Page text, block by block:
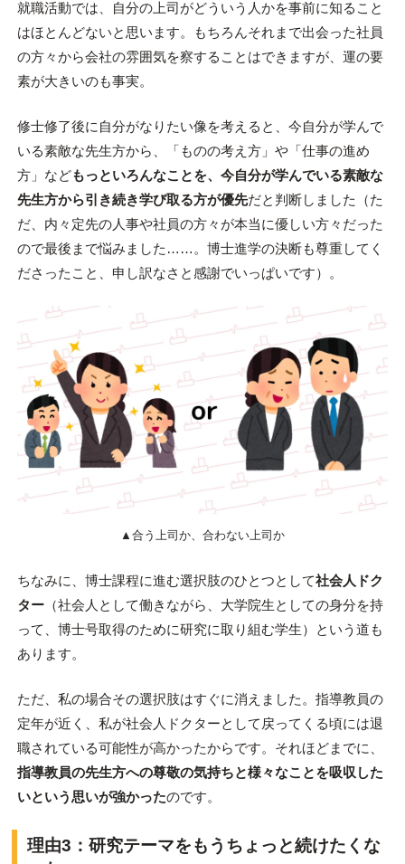
就職活動では、自分の上司がどういう人かを事前に知ること
はほとんどないと思います。もちろんそれまで出会った社員
の方々から会社の雰囲気を察することはできますが、運の要
素が大きいのも事実。
修士修了後に自分がなりたい像を考えると、今自分が学んで
いる素敵な先生方から、「ものの考え方」や「仕事の進め
方」などもっといろんなことを、今自分が学んでいる素敵な
先生方から引き続き学び取る方が優先だと判断しました（た
だ、内々定先の人事や社員の方々が本当に優しい方々だった
ので最後まで悩みました……。博士進学の決断も尊重してく
ださったこと、申し訳なさと感謝でいっぱいです）。
▲合う上司か、合わない上司か
ちなみに、博士課程に進む選択肢のひとつとして社会人ドク
ター（社会人として働きながら、大学院生としての身分を持
って、博士号取得のために研究に取り組む学生）という道も
あります。
ただ、私の場合その選択肢はすぐに消えました。指導教員の
定年が近く、私が社会人ドクターとして戻ってくる頃には退
職されている可能性が高かったからです。それほどまでに、
指導教員の先生方への尊敬の気持ちと様々なことを吸収した
いという思いが強かったのです。
理由3：研究テーマをもうちょっと続けたくな